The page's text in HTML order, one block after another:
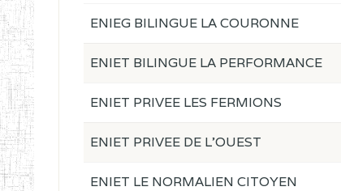
ENIEG BILINGUE LA COURONNE
ENIET BILINGUE LA PERFORMANCE
ENIET PRIVEE LES FERMIONS
ENIET PRIVEE DE L'OUEST
ENIET LE NORMALIEN CITOYEN